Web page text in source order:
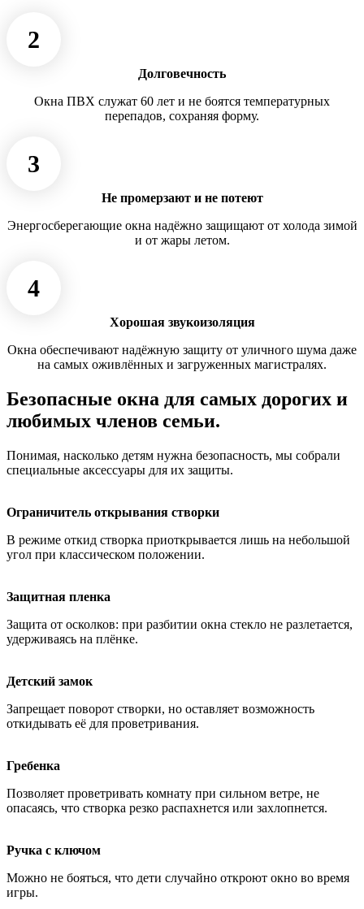
2
Долговечность
Окна ПВХ служат 60 лет и не боятся температурных
перепадов, сохраняя форму.
3
Не промерзают и не потеют
Энергосберегающие окна надёжно защищают от холода зимой
и от жары летом.
4
Хорошая звукоизоляция
Окна обеспечивают надёжную защиту от уличного шума даже
на самых оживлённых и загруженных магистралях.
Безопасные окна для самых дорогих и
любимых членов семьи.
Понимая, насколько детям нужна безопасность, мы собрали
специальные аксессуары для их защиты.
Ограничитель открывания створки
В режиме откид створка приоткрывается лишь на небольшой
угол при классическом положении.
Защитная пленка
Защита от осколков: при разбитии окна стекло не разлетается,
удерживаясь на плёнке.
Детский замок
Запрещает поворот створки, но оставляет возможность
откидывать её для проветривания.
Гребенка
Позволяет проветривать комнату при сильном ветре, не
опасаясь, что створка резко распахнется или захлопнется.
Ручка с ключом
Можно не бояться, что дети случайно откроют окно во время
игры.